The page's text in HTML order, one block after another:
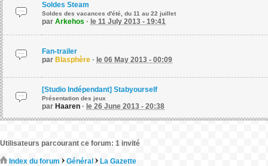
Soldes Steam
Soldes des vacances d'été, du 11 au 22 juillet
par Arkehos · le 11 July 2013 - 19:41
Fan-trailer
par Blasphère · le 06 May 2013 - 00:09
[Studio Indépendant] Stabyourself
Présentation des jeux
par Haaren · le 26 June 2013 - 20:38
Utilisateurs parcourant ce forum: 1 invité
Index du forum Général La Gazette